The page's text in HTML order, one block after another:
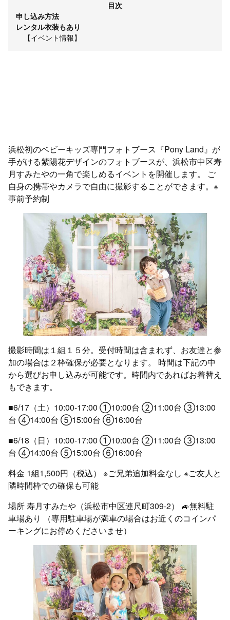
目次
申し込み方法
レンタル衣装もあり
【イベント情報】
浜松初のベビーキッズ専門フォトブース『Pony Land』が
手がける紫陽花デザインのフォトブースが、浜松市中区寿
月すみたやの一角で楽しめるイベントを開催します。 ご
自身の携帯やカメラで自由に撮影することができます。※
事前予約制
撮影時間は１組１５分。受付時間は含まれず、お友達と参
加の場合は２枠確保が必要となります。 時間は下記の中
から選びお申し込みが可能です。時間内であればお着替え
もできます。
■6/17（土）10:00-17:00 ①10:00台 ②11:00台 ③13:00
台 ④14:00台 ⑤15:00台 ⑥16:00台
■6/18（日）10:00-17:00 ①10:00台 ②11:00台 ③13:00
台 ④14:00台 ⑤15:00台 ⑥16:00台
料金 1組1,500円（税込） ※ご兄弟追加料金なし ※ご友人と
隣時間枠での確保も可能
場所 寿月すみたや（浜松市中区連尺町309-2） 🚙無料駐
車場あり （専用駐車場が満車の場合はお近くのコインパ
ーキングにお停めくださいませ）